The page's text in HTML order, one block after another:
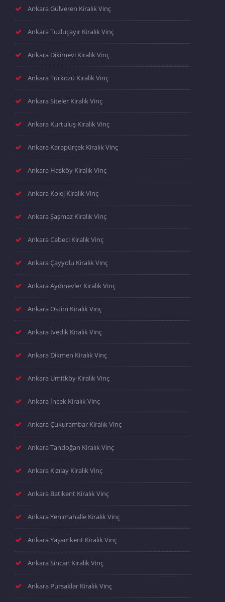
Ankara Gülveren Kiralık Vinç
Ankara Tuzluçayır Kiralık Vinç
Ankara Dikimevi Kiralık Vinç
Ankara Türközü Kiralık Vinç
Ankara Siteler Kiralık Vinç
Ankara Kurtuluş Kiralık Vinç
Ankara Karapürçek Kiralık Vinç
Ankara Hasköy Kiralık Vinç
Ankara Kolej Kiralık Vinç
Ankara Şaşmaz Kiralık Vinç
Ankara Cebeci Kiralık Vinç
Ankara Çayyolu Kiralık Vinç
Ankara Aydınevler Kiralık Vinç
Ankara Ostim Kiralık Vinç
Ankara İvedik Kiralık Vinç
Ankara Dikmen Kiralık Vinç
Ankara Ümitköy Kiralık Vinç
Ankara İncek Kiralık Vinç
Ankara Çukurambar Kiralık Vinç
Ankara Tandoğan Kiralık Vinç
Ankara Kızılay Kiralık Vinç
Ankara Batıkent Kiralık Vinç
Ankara Yenimahalle Kiralık Vinç
Ankara Yaşamkent Kiralık Vinç
Ankara Sincan Kiralık Vinç
Ankara Pursaklar Kiralık Vinç